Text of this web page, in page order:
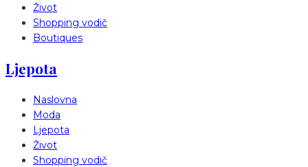
Život
Shopping vodič
Boutiques
Ljepota
Naslovna
Moda
Ljepota
Život
Shopping vodič